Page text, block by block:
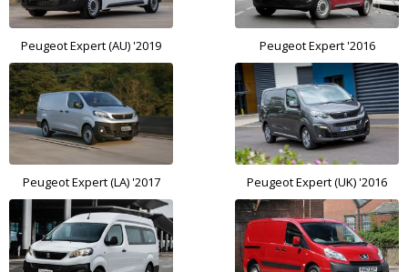
Peugeot Expert (AU) '2019 Peugeot Expert '2016
Peugeot Expert (LA) '2017 Peugeot Expert (UK) '2016